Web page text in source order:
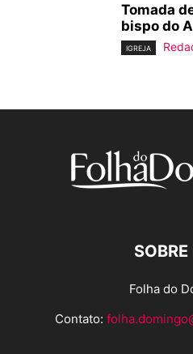
Tomada
bispo do
IGREJA
Folha do
Contato: